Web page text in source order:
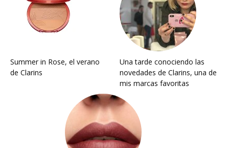
Summer in Rose, el verano
de Clarins
Una tarde conociendo las
novedades de Clarins, una de
mis marcas favoritas